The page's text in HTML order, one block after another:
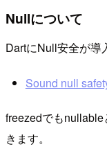
Nullについて
DartにNull安全が導
Sound null
freezedでも
きます。